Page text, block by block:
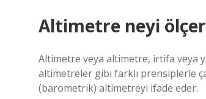
Altimetre neyi
Altimetre veya altimetre, irtifa veya
altimetreler gibi farklı prensiplerle
(barometrik) altimetreyi ifade eder.